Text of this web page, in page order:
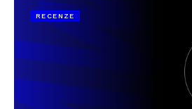
RECENZE